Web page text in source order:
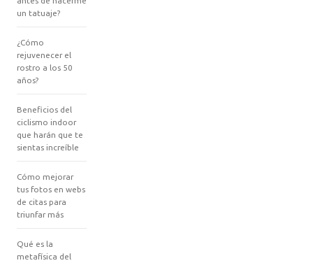
un tatuaje?
¿Cómo
rejuvenecer el
rostro a los 50
años?
Beneficios del
ciclismo indoor
que harán que te
sientas increíble
Cómo mejorar
tus fotos en webs
de citas para
triunfar más
Qué es la
metafísica del